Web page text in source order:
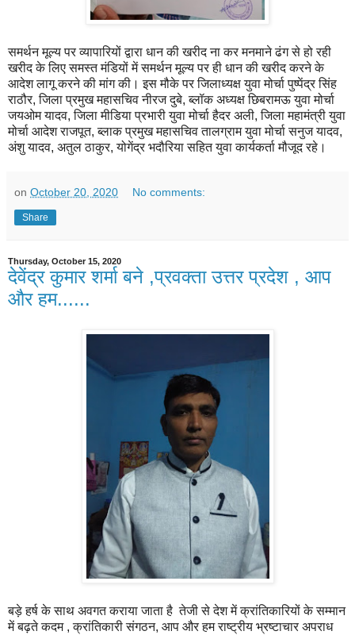
समर्थन मूल्य पर व्यापारियों द्वारा धान की खरीद ना कर मनमाने ढंग से हो रही
खरीद के लिए समस्त मंडियों में समर्थन मूल्य पर ही धान की खरीद करने के
आदेश लागू करने की मांग की। इस मौके पर जिलाध्यक्ष युवा मोर्चा पुष्पेंद्र सिंह
राठौर, जिला प्रमुख महासचिव नीरज दुबे, ब्लॉक अध्यक्ष छिबरामऊ युवा मोर्चा
जयओम यादव, जिला मीडिया प्रभारी युवा मोर्चा हैदर अली, जिला महामंत्री युवा
मोर्चा आदेश राजपूत, ब्लाक प्रमुख महासचिव तालग्राम युवा मोर्चा सनुज यादव,
अंशु यादव, अतुल ठाकुर, योगेंद्र भदौरिया सहित युवा कार्यकर्ता मौजूद रहे।
on October 20, 2020 No comments:
Share
Thursday, October 15, 2020
देवेंद्र कुमार शर्मा बने ,प्रवक्ता उत्तर प्रदेश , आप
और हम......
बड़े हर्ष के साथ अवगत कराया जाता है तेजी से देश में क्रांतिकारियों के सम्मान
में बढ़ते कदम , क्रांतिकारी संगठन, आप और हम राष्ट्रीय भ्रष्टाचार अपराध